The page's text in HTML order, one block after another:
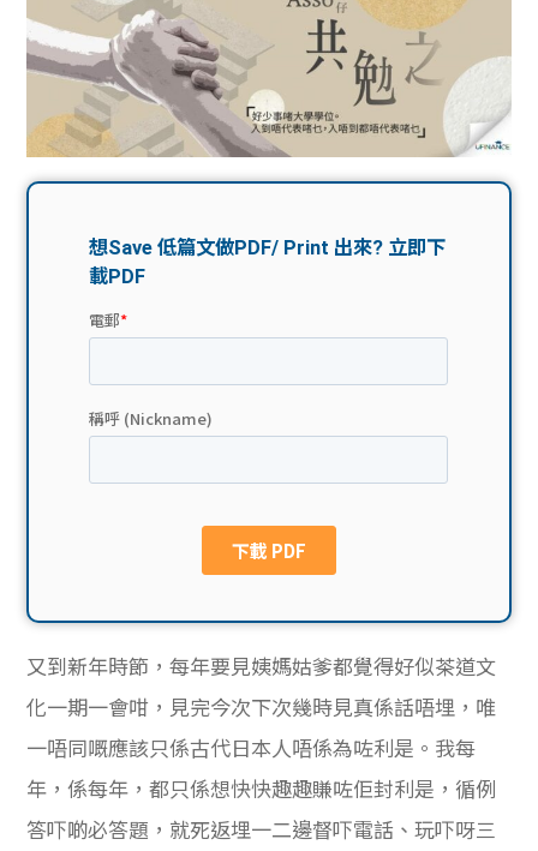
機
分享
費貸
款
計數
機
網上
Blog
生筍
搵工
Exc
Gui
de
校園
常見
問題
學生
nce
我們
又到新年時節，每年要見姨媽姑爹都覺得好似茶道文
化一期一會咁，見完今次下次幾時見真係話唔埋，唯
一唔同嘅應該只係古代日本人唔係為咗利是。我每
年，係每年，都只係想快快趣趣賺咗佢封利是，循例
答吓啲必答題，就死返埋一二邊督吓電話、玩吓呀三